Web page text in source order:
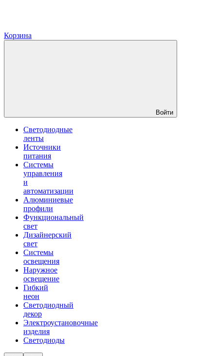
Корзина
Войти
Светодиодные
ленты
Источники
питания
Системы
управления
и
автоматизации
Алюминиевые
профили
Функциональный
свет
Дизайнерский
свет
Системы
освещения
Наружное
освещение
Гибкий
неон
Светодиодный
декор
Электроустановочные
изделия
Светодиоды